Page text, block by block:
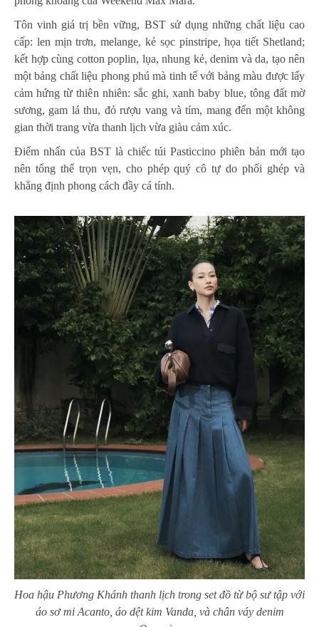
Tôn vinh giá trị bền vững, BST sử dụng những chất liệu cao
cấp: len mịn trơn, melange, kẻ sọc pinstripe, họa tiết Shetland;
kết hợp cùng cotton poplin, lụa, nhung kẻ, denim và da, tạo nên
một bảng chất liệu phong phú mà tinh tế với bảng màu được lấy
cảm hứng từ thiên nhiên: sắc ghi, xanh baby blue, tông đất mờ
sương, gam lá thu, đỏ rượu vang và tím, mang đến một không
gian thời trang vừa thanh lịch vừa giàu cảm xúc.
Điểm nhấn của BST là chiếc túi Pasticcino phiên bản mới tạo
nên tổng thể trọn vẹn, cho phép quý cô tự do phối ghép và
khẳng định phong cách đầy cá tính.
Hoa hậu Phương Khánh thanh lịch trong set đồ từ bộ sư tập với
áo sơ mi Acanto, áo dệt kim Vanda, và chân váy denim